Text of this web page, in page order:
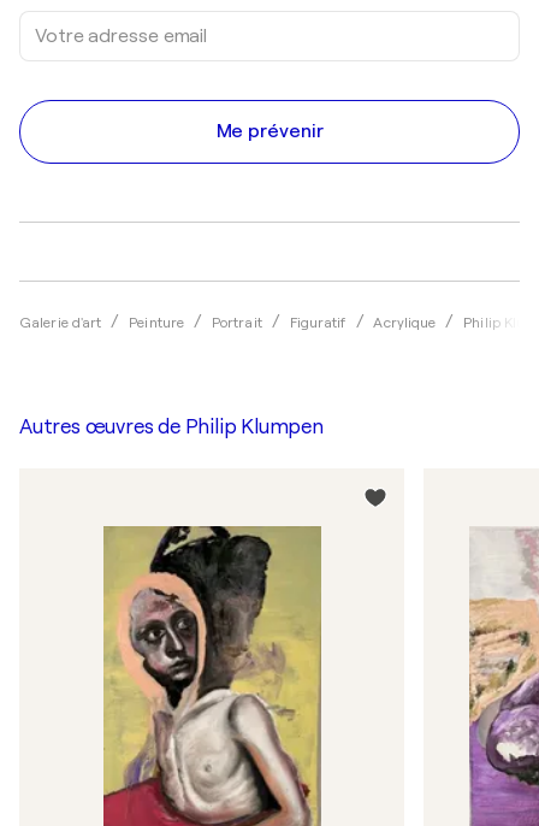
Galerie d'art Peinture Portrait Figuratif Acrylique Philip
Me prévenir
Autres œuvres de Philip Klumpen